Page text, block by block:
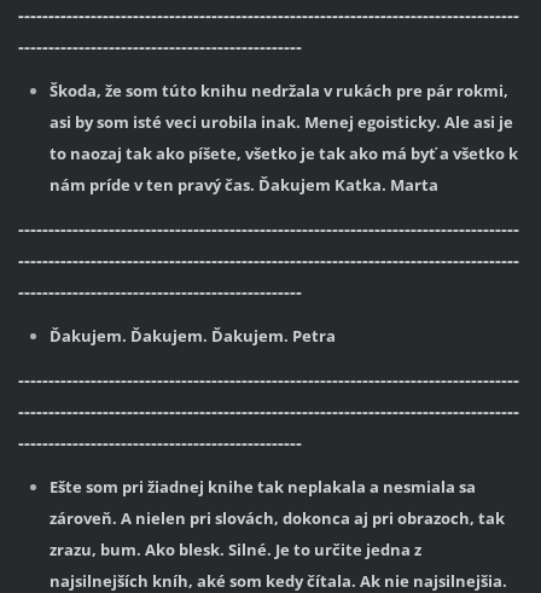
-----------------------------------------------------------------------------------
-----------------------------------------------
Škoda, že som túto knihu nedržala v rukách pre pár rokmi,
asi by som isté veci urobila inak. Menej egoisticky. Ale asi je
to naozaj tak ako píšete, všetko je tak ako má byť a všetko k
nám príde v ten pravý čas. Ďakujem Katka. Marta
-----------------------------------------------------------------------------------
-----------------------------------------------------------------------------------
-----------------------------------------------
Ďakujem. Ďakujem. Ďakujem. Petra
-----------------------------------------------------------------------------------
-----------------------------------------------------------------------------------
-----------------------------------------------
Ešte som pri žiadnej knihe tak neplakala a nesmiala sa
zároveň. A nielen pri slovách, dokonca aj pri obrazoch, tak
zrazu, bum. Ako blesk. Silné. Je to určite jedna z
najsilnejších kníh, aké som kedy čítala. Ak nie najsilnejšia.